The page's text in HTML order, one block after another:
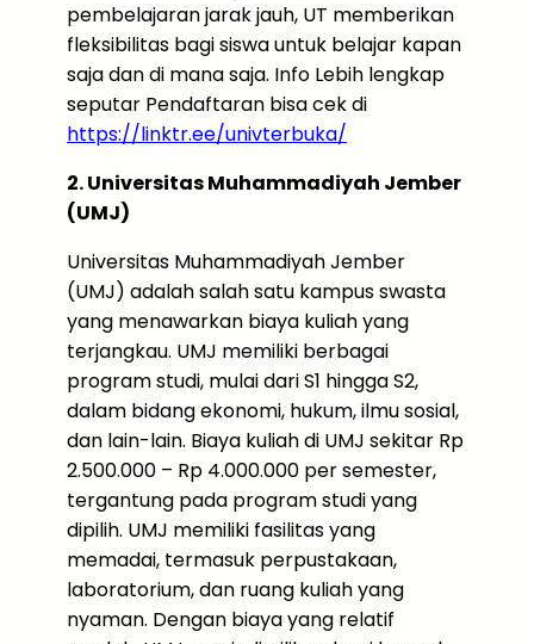
pembelajaran jarak jauh, UT memberikan
fleksibilitas bagi siswa untuk belajar kapan
saja dan di mana saja. Info Lebih lengkap
seputar Pendaftaran bisa cek di
https://linktr.ee/univterbuka/
2. Universitas Muhammadiyah Jember
(UMJ)
Universitas Muhammadiyah Jember
(UMJ) adalah salah satu kampus swasta
yang menawarkan biaya kuliah yang
terjangkau. UMJ memiliki berbagai
program studi, mulai dari S1 hingga S2,
dalam bidang ekonomi, hukum, ilmu sosial,
dan lain-lain. Biaya kuliah di UMJ sekitar Rp
2.500.000 – Rp 4.000.000 per semester,
tergantung pada program studi yang
dipilih. UMJ memiliki fasilitas yang
memadai, termasuk perpustakaan,
laboratorium, dan ruang kuliah yang
nyaman. Dengan biaya yang relatif